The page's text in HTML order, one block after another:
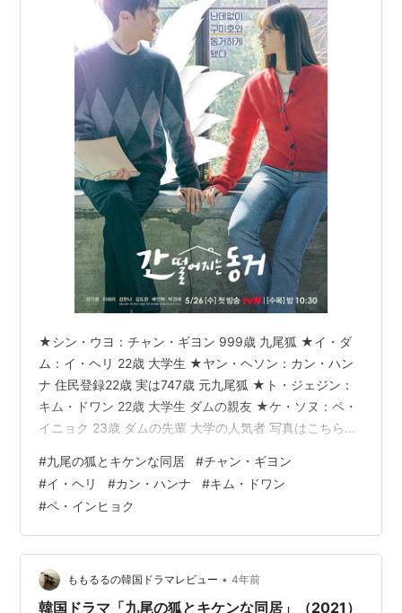
★シン・ウヨ：チャン・ギヨン 999歳 九尾狐 ★イ・ダ
ム：イ・ヘリ 22歳 大学生 ★ヤン・ヘソン：カン・ハン
ナ 住民登録22歳 実は747歳 元九尾狐 ★ト・ジェジン：
キム・ドワン 22歳 大学生 ダムの親友 ★ケ・ソヌ：ペ・
イニョク 23歳 ダムの先輩 大学の人気者 写真はこちらか
外」の面白さですっかりハマってしまった 笑 ちなみにド
ラマ自体はもちろん良かったのですが チョン・ギヨンの
「声」が相変わらず素敵すぎた！！ 何とも言えない、あ
のセクシーな「声」 見た目の美しさはもちろんなんだけ
ど あの「声」に心つかまれる。 何だかとって…
#九尾の狐とキケンな同居 #チャン・ギヨン
#イ・ヘリ #カン・ハンナ #キム・ドワン
#ペ・インヒョク
ももるるの韓国ドラマレビュー • 4年前
韓国ドラマ「九尾の狐とキケンな同居」（2021）